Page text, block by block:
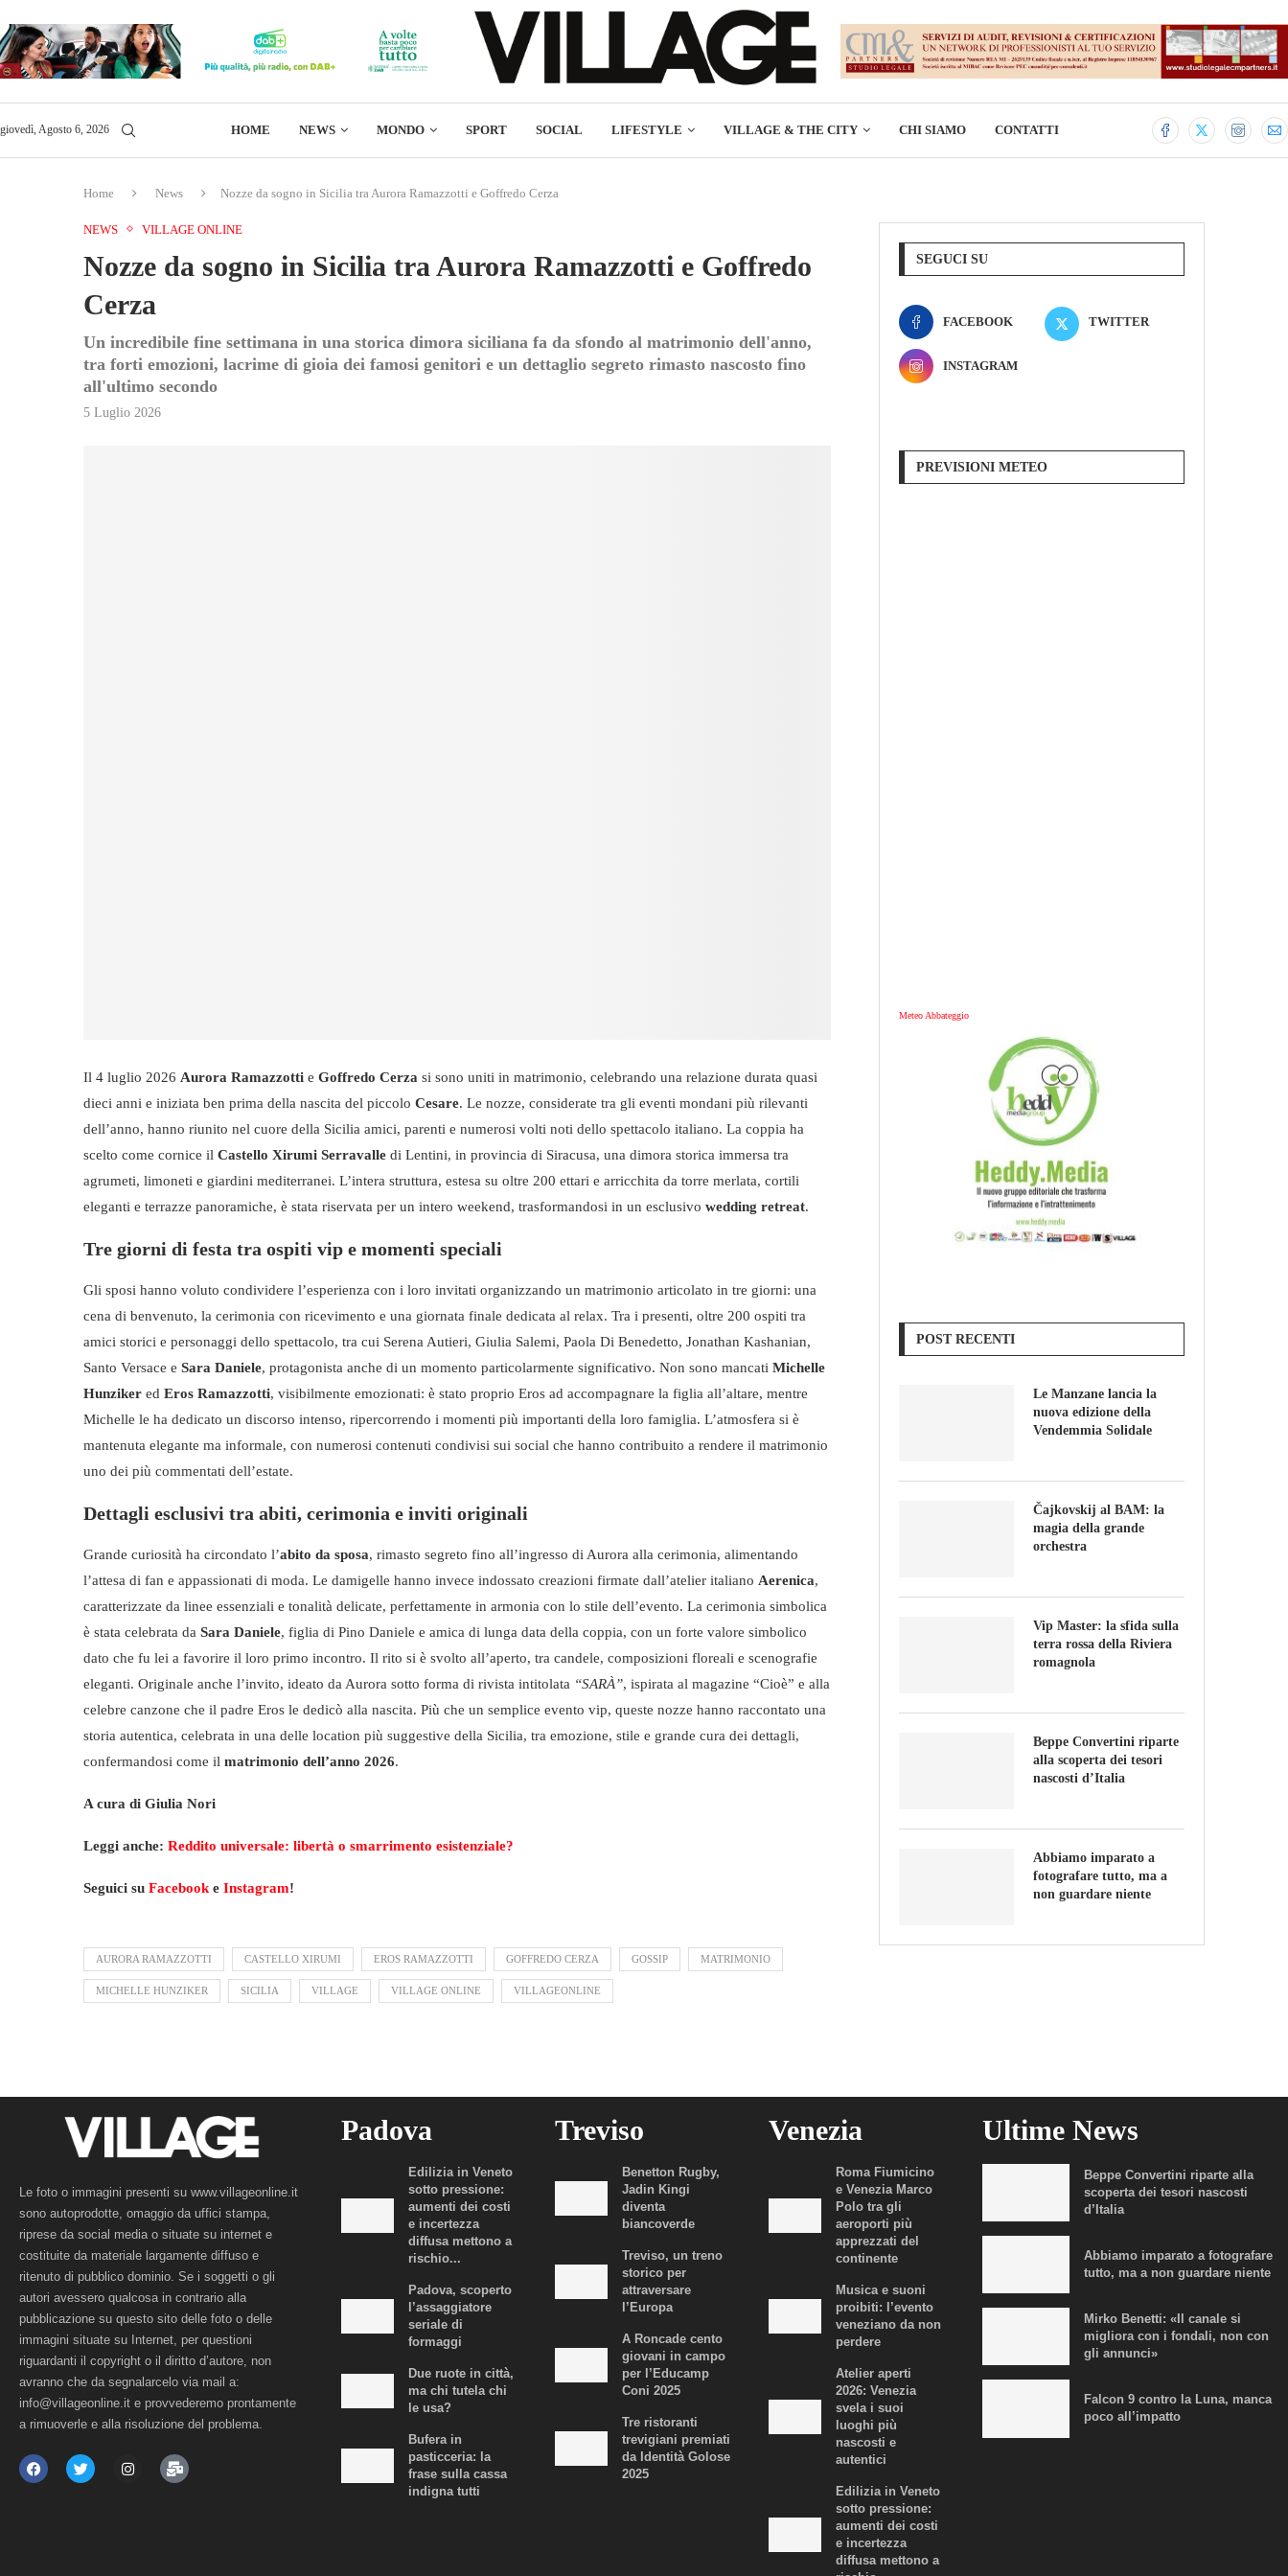
giovedì, Agosto 6, 2026 HOME NEWS MONDO SPORT SOCIAL LIFESTYLE VILLAGE & THE CITY CHI SIAMO CONTATTI
Home News Nozze da sogno in Sicilia tra Aurora Ramazzotti e Goffredo Cerza
NEWS VILLAGE ONLINE
Nozze da sogno in Sicilia tra Aurora Ramazzotti e Goffredo
Cerza
Un incredibile fine settimana in una storica dimora siciliana fa da sfondo al matrimonio dell'anno,
tra forti emozioni, lacrime di gioia dei famosi genitori e un dettaglio segreto rimasto nascosto fino
all'ultimo secondo
5 Luglio 2026
Il 4 luglio 2026 Aurora Ramazzotti e Goffredo Cerza si sono uniti in matrimonio, celebrando una relazione durata quasi
dieci anni e iniziata ben prima della nascita del piccolo Cesare. Le nozze, considerate tra gli eventi mondani più rilevanti
dell’anno, hanno riunito nel cuore della Sicilia amici, parenti e numerosi volti noti dello spettacolo italiano. La coppia ha
scelto come cornice il Castello Xirumi Serravalle di Lentini, in provincia di Siracusa, una dimora storica immersa tra
agrumeti, limoneti e giardini mediterranei. L’intera struttura, estesa su oltre 200 ettari e arricchita da torre merlata, cortili
eleganti e terrazze panoramiche, è stata riservata per un intero weekend, trasformandosi in un esclusivo wedding retreat.
Tre giorni di festa tra ospiti vip e momenti speciali
Gli sposi hanno voluto condividere l’esperienza con i loro invitati organizzando un matrimonio articolato in tre giorni: una
cena di benvenuto, la cerimonia con ricevimento e una giornata finale dedicata al relax. Tra i presenti, oltre 200 ospiti tra
amici storici e personaggi dello spettacolo, tra cui Serena Autieri, Giulia Salemi, Paola Di Benedetto, Jonathan Kashanian,
Santo Versace e Sara Daniele, protagonista anche di un momento particolarmente significativo. Non sono mancati Michelle
Hunziker ed Eros Ramazzotti, visibilmente emozionati: è stato proprio Eros ad accompagnare la figlia all’altare, mentre
Michelle le ha dedicato un discorso intenso, ripercorrendo i momenti più importanti della loro famiglia. L’atmosfera si è
mantenuta elegante ma informale, con numerosi contenuti condivisi sui social che hanno contribuito a rendere il matrimonio
uno dei più commentati dell’estate.
Dettagli esclusivi tra abiti, cerimonia e inviti originali
Grande curiosità ha circondato l’abito da sposa, rimasto segreto fino all’ingresso di Aurora alla cerimonia, alimentando
l’attesa di fan e appassionati di moda. Le damigelle hanno invece indossato creazioni firmate dall’atelier italiano Aerenica,
caratterizzate da linee essenziali e tonalità delicate, perfettamente in armonia con lo stile dell’evento. La cerimonia simbolica
è stata celebrata da Sara Daniele, figlia di Pino Daniele e amica di lunga data della coppia, con un forte valore simbolico
dato che fu lei a favorire il loro primo incontro. Il rito si è svolto all’aperto, tra candele, composizioni floreali e scenografie
eleganti. Originale anche l’invito, ideato da Aurora sotto forma di rivista intitolata “SARÀ”, ispirata al magazine “Cioè” e alla
celebre canzone che il padre Eros le dedicò alla nascita. Più che un semplice evento vip, queste nozze hanno raccontato una
storia autentica, celebrata in una delle location più suggestive della Sicilia, tra emozione, stile e grande cura dei dettagli,
confermandosi come il matrimonio dell’anno 2026.
A cura di Giulia Nori
Leggi anche: Reddito universale: libertà o smarrimento esistenziale?
Seguici su Facebook e Instagram!
AURORA RAMAZZOTTI CASTELLO XIRUMI EROS RAMAZZOTTI GOFFREDO CERZA GOSSIP MATRIMONIO
MICHELLE HUNZIKER SICILIA VILLAGE VILLAGE ONLINE VILLAGEONLINE
SEGUCI SU
FACEBOOK TWITTER
INSTAGRAM
PREVISIONI METEO
Meteo Abbateggio
POST RECENTI
Le Manzane lancia la
nuova edizione della
Vendemmia Solidale
Čajkovskij al BAM: la
magia della grande
orchestra
Vip Master: la sfida sulla
terra rossa della Riviera
romagnola
Beppe Convertini riparte
alla scoperta dei tesori
nascosti d’Italia
Abbiamo imparato a
fotografare tutto, ma a
non guardare niente
Le foto o immagini presenti su www.villageonline.it
sono autoprodotte, omaggio da uffici stampa,
riprese da social media o situate su internet e
costituite da materiale largamente diffuso e
ritenuto di pubblico dominio. Se i soggetti o gli
autori avessero qualcosa in contrario alla
pubblicazione su questo sito delle foto o delle
immagini situate su Internet, per questioni
riguardanti il copyright o il diritto d’autore, non
avranno che da segnalarcelo via mail a:
info@villageonline.it e provvederemo prontamente
a rimuoverle e alla risoluzione del problema.
Padova
Edilizia in Veneto
sotto pressione:
aumenti dei costi
e incertezza
diffusa mettono a
rischio...
Padova, scoperto
l’assaggiatore
seriale di
formaggi
Due ruote in città,
ma chi tutela chi
le usa?
Bufera in
pasticceria: la
frase sulla cassa
indigna tutti
Treviso
Benetton Rugby,
Jadin Kingi
diventa
biancoverde
Treviso, un treno
storico per
attraversare
l’Europa
A Roncade cento
giovani in campo
per l’Educamp
Coni 2025
Tre ristoranti
trevigiani premiati
da Identità Golose
2025
Venezia
Roma Fiumicino
e Venezia Marco
Polo tra gli
aeroporti più
apprezzati del
continente
Musica e suoni
proibiti: l’evento
veneziano da non
perdere
Atelier aperti
2026: Venezia
svela i suoi
luoghi più
nascosti e
autentici
Edilizia in Veneto
sotto pressione:
aumenti dei costi
e incertezza
diffusa mettono a
Ultime News
Beppe Convertini riparte alla
scoperta dei tesori nascosti
d’Italia
Abbiamo imparato a fotografare
tutto, ma a non guardare niente
Mirko Benetti: «Il canale si
migliora con i fondali, non con
gli annunci»
Falcon 9 contro la Luna, manca
poco all’impatto